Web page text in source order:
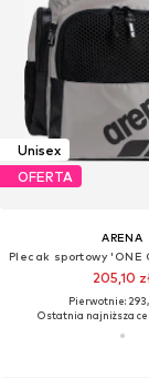
Unisex
OFERTA
ARENA
205,10
Pierwotnie:
Ostatnia najniższa